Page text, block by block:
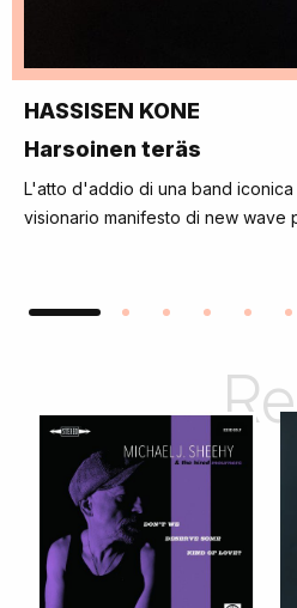
HASSISEN KONE
Harsoinen teräs
L'atto d'addio di una band
visionario manifesto di new wave